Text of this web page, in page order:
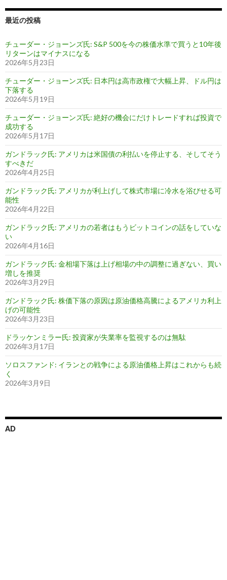
最近の投稿
チューダー・ジョーンズ氏: S&P 500を今の株価水準で買うと10年後
リターンはマイナスになる
2026年5月23日
チューダー・ジョーンズ氏: 日本円は高市政権で大幅上昇、ドル円は
下落する
2026年5月19日
チューダー・ジョーンズ氏: 絶好の機会にだけトレードすれば投資で
成功する
2026年5月17日
ガンドラック氏: アメリカは米国債の利払いを停止する、そしてそう
すべきだ
2026年4月25日
ガンドラック氏: アメリカが利上げして株式市場に冷水を浴びせる可
能性
2026年4月22日
ガンドラック氏: アメリカの若者はもうビットコインの話をしていな
い
2026年4月16日
ガンドラック氏: 金相場下落は上げ相場の中の調整に過ぎない、買い
増しを推奨
2026年3月29日
ガンドラック氏: 株価下落の原因は原油価格高騰によるアメリカ利上
げの可能性
2026年3月23日
ドラッケンミラー氏: 投資家が失業率を監視するのは無駄
2026年3月17日
ソロスファンド: イランとの戦争による原油価格上昇はこれからも続
く
2026年3月9日
AD